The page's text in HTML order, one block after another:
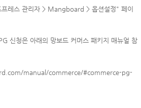
레스 관리자 > Mangboard > 옵션설정" 페이
신청은 아래의 망보드 커머스 패키지 매뉴얼 참
manual/commerce/#commerce-pg-